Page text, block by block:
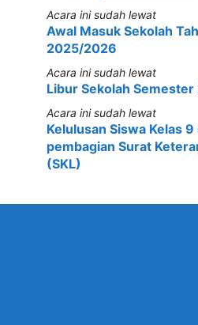
Acara ini sudah lewat
Awal Masuk Sekolah
2025/2026
Acara ini sudah lewat
Libur Sekolah Semester
Acara ini sudah lewat
Kelulusan Siswa Kelas
pembagian Surat
(SKL)